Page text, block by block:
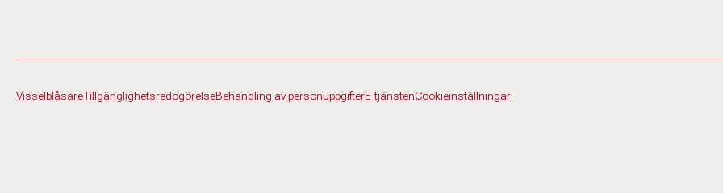
VisselblåsareTillgänglighetsredogörelseBehandling av personuppgifterE-tjänstenCookieinställningar